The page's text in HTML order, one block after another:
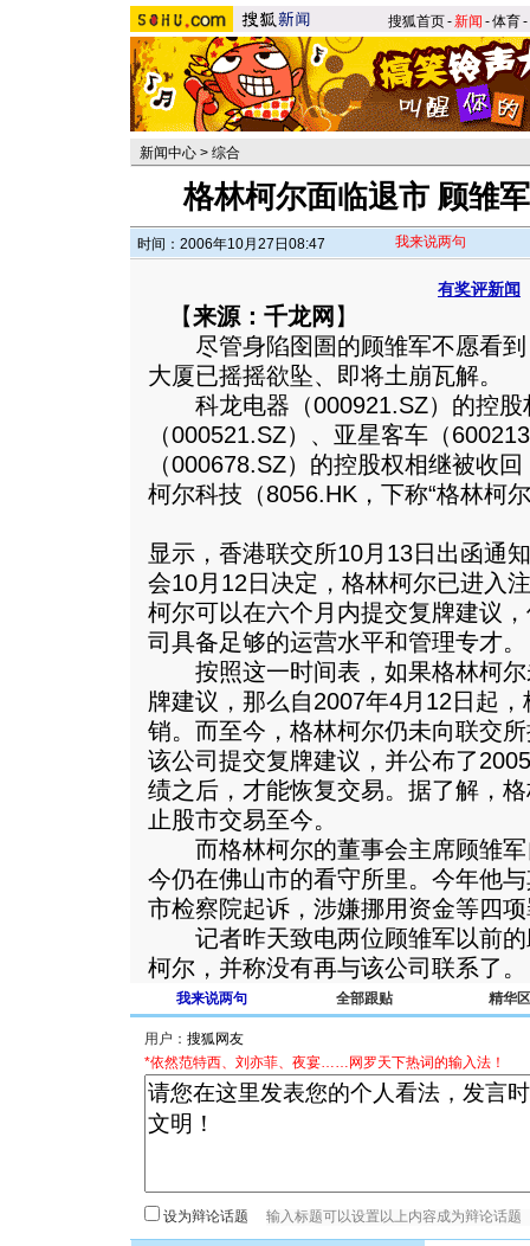
搜狐首页-新闻 -体育-
新闻中心 > 综合
格林柯尔面临退市 顾雏
时间：2006年10月27日08:47 我来说两句
有奖评新闻
【来源：千龙网 】
尽管身陷囹圄的顾雏军不愿看到
大厦已摇摇欲坠、即将土崩瓦解。
科龙电器（000921.SZ）的控股
（000521.SZ）、亚星客车（
（000678.SZ）的控股权相继被收
柯尔科技（8056.HK，下称“格林柯
显示，香港联交所10月13日出函通
会10月12日决定，格林柯尔已进入
柯尔可以在六个月内提交复牌建议
司具备足够的运营水平和管理专才。
按照这一时间表，如果格林柯尔
牌建议，那么自2007年4月12日起
销。而至今，格林柯尔仍未向联交
该公司提交复牌建议，并公布了
绩之后，才能恢复交易。据了解，
止股市交易至今。
而格林柯尔的董事会主席顾雏军
今仍在佛山市的看守所里。今年他
市检察院起诉，涉嫌挪用资金等四
记者昨天致电两位顾雏军以前的
柯尔，并称没有再与该公司联系了。
我来说两句 全部跟贴 精华区
用户：
*依然范特西、刘亦菲、夜宴……网罗天下热词的输入法！
设为辩论话题